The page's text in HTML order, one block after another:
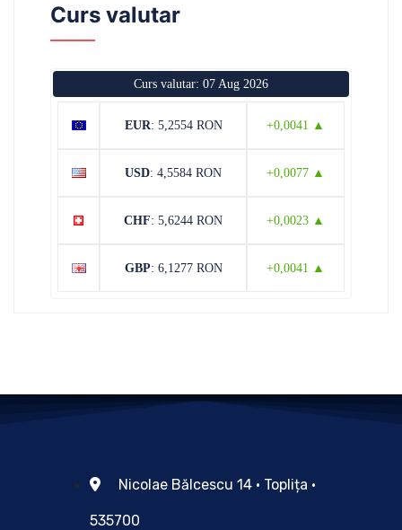
Curs valutar
Curs valutar: 07 Aug 2026
EUR: 5,2554 RON +0,0041 ▲
USD: 4,5584 RON +0,0077 ▲
CHF: 5,6244 RON +0,0023 ▲
GBP: 6,1277 RON +0,0041 ▲
Nicolae Bălcescu 14 • Toplița •
535700